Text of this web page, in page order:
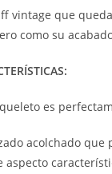
vintage que
como su
es
acolchado que
aspecto